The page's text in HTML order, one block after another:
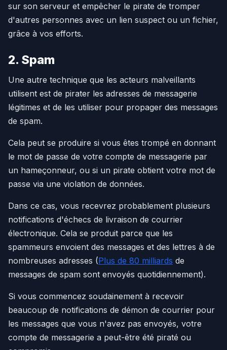
sur son serveur et empêcher le pirate de tromper
d'autres personnes avec un lien suspect ou un fichier,
grâce à vos efforts.
2. Spam
Une autre technique que les acteurs malveillants
utilisent est de pirater les adresses de messagerie
légitimes et de les utiliser pour propager des messages
de spam.
Cela peut se produire si vous êtes trompé en donnant
le mot de passe de votre compte de messagerie par
un hameçonneur, ou si un pirate obtient votre mot de
passe via une violation de données.
Dans ce cas, vous recevrez probablement plusieurs
notifications d'échecs de livraison de courrier
électronique. Cela se produit parce que les
spammeurs envoient des messages et des lettres à de
nombreuses adresses (Plus de 80 milliards de
messages de spam sont envoyés quotidiennement).
Si vous commencez soudainement à recevoir
beaucoup de notifications de démon de courrier pour
les messages que vous n'avez pas envoyés, votre
compte de messagerie a peut-être été piraté ou